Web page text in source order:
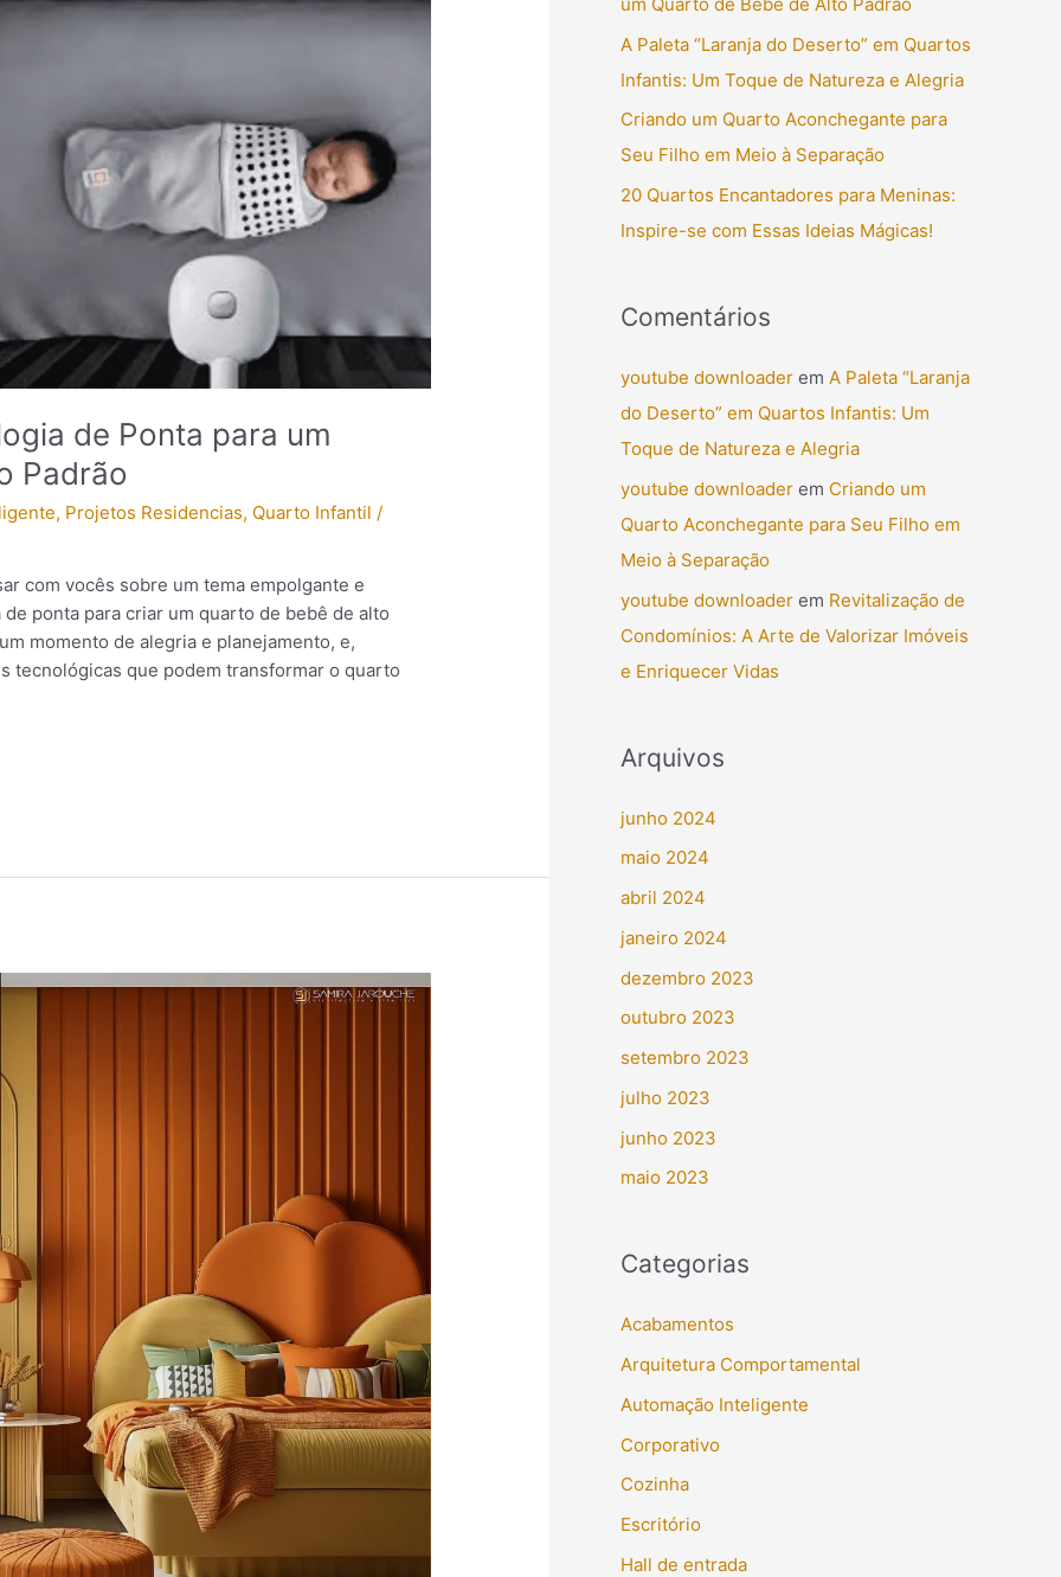
de Ponta para um
Padrão
, Projetos Residencias, Quarto Infantil /
com vocês sobre um tema empolgante e
ponta para criar um quarto de bebê de alto
momento de alegria e planejamento, e,
tecnológicas que podem transformar o quarto
p
o
r
:
A Paleta “Laranja do Deserto” em Quartos
Infantis: Um Toque de Natureza e Alegria
Criando um Quarto Aconchegante para
Seu Filho em Meio à Separação
20 Quartos Encantadores para Meninas:
Inspire-se com Essas Ideias Mágicas!
Comentários
youtube downloader em A Paleta “Laranja
do Deserto” em Quartos Infantis: Um
Toque de Natureza e Alegria
youtube downloader em Criando um
Quarto Aconchegante para Seu Filho em
Meio à Separação
youtube downloader em Revitalização de
Condomínios: A Arte de Valorizar Imóveis
e Enriquecer Vidas
Arquivos
junho 2024
maio 2024
abril 2024
janeiro 2024
dezembro 2023
outubro 2023
setembro 2023
julho 2023
junho 2023
maio 2023
Categorias
Acabamentos
Arquitetura Comportamental
Automação Inteligente
Corporativo
Cozinha
Escritório
Hall de entrada